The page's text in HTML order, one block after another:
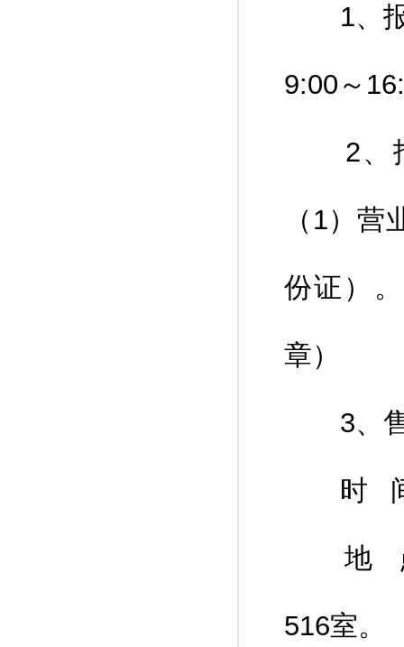
1、报
9:00～
2、报
（1）
份证）
章）
3、售
时 间
地 点
516室。